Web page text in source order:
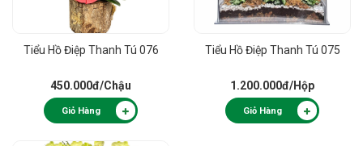
Tiểu Hồ Điệp Thanh Tú 076
450.000đ/Chậu
Giỏ Hàng
Tiểu Hồ Điệp Thanh Tú 075
1.200.000đ/Hộp
Giỏ Hàng